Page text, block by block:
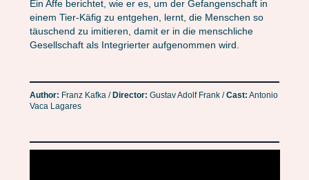
Ein Affe berichtet, wie er es, um der Gefangenschaft in
einem Tier-Käfig zu entgehen, lernt, die Menschen so
täuschend zu imitieren, damit er in die menschliche
Gesellschaft als Integrierter aufgenommen wird.
Author: Franz Kafka /Director: Gustav Adolf Frank /Cast: Antonio
Vaca Lagares